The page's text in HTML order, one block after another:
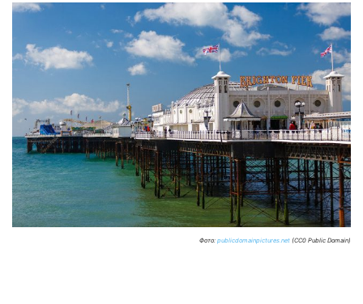
Фото: publicdomainpictures.net (CC0 Public Domain)